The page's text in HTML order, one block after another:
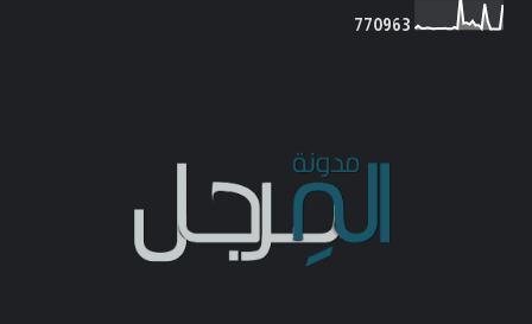
770963